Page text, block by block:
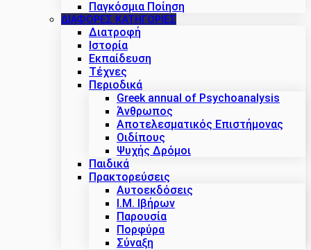
Παγκόσμια Ποίηση
ΔΙΑΦΟΡΕΣ ΚΑΤΗΓΟΡΙΕΣ
Διατροφή
Ιστορία
Εκπαίδευση
Τέχνες
Περιοδικά
Greek annual of Psychoanalysis
Άνθρωπος
Αποτελεσματικός Επιστήμονας
Οιδίπους
Ψυχής Δρόμοι
Παιδικά
Πρακτoρεύσεις
Αυτοεκδόσεις
Ι.Μ. Ιβήρων
Παρουσία
Πορφύρα
Σύναξη